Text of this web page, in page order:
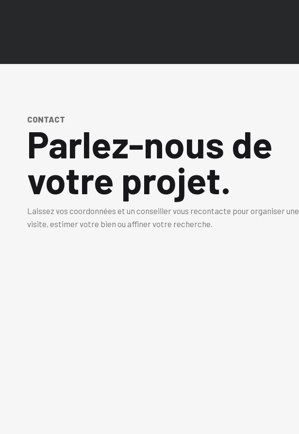
CONTACT
Parlez-nous de
votre projet.
Laissez vos coordonnées et un conseiller vous recontacte pour organiser une
visite, estimer votre bien ou affiner votre recherche.